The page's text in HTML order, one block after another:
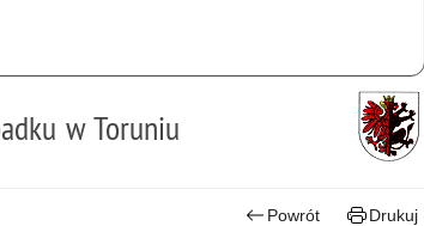
w Toruniu
Powrót Drukuj